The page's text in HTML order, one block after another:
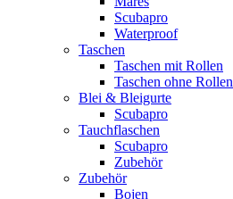
Scubapro
Waterproof
Taschen
Taschen mit Rollen
Taschen ohne Rollen
Blei & Bleigurte
Scubapro
Tauchflaschen
Scubapro
Zubehör
Zubehör
Bojen